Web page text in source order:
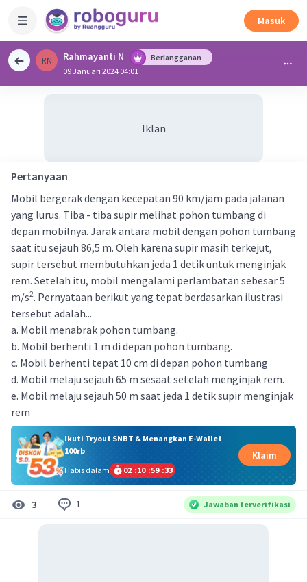
Masuk
RN Rahmayanti N
Berlangganan
09 Januari 2024 04:01
Iklan
Pertanyaan
Mobil bergerak dengan kecepatan 90 km/jam pada jalanan
yang lurus. Tiba - tiba supir melihat pohon tumbang di
depan mobilnya. Jarak antara mobil dengan pohon tumbang
saat itu sejauh 86,5 m. Oleh karena supir masih terkejut,
supir tersebut membutuhkan jeda 1 detik untuk menginjak
rem. Setelah itu, mobil mengalami perlambatan sebesar 5
m/s2. Pernyataan berikut yang tepat berdasarkan ilustrasi
tersebut adalah...
a. Mobil menabrak pohon tumbang.
b. Mobil berhenti 1 m di depan pohon tumbang.
c. Mobil berhenti tepat 10 cm di depan pohon tumbang
d. Mobil melaju sejauh 65 m sesaat setelah menginjak rem.
e. Mobil melaju sejauh 50 m saat jeda 1 detik supir menginjak
rem
Ikuti Tryout SNBT & Menangkan E-Wallet
100rb
Habis dalam
02 :10 :59 :33
Klaim
3 1 Jawaban terverifikasi